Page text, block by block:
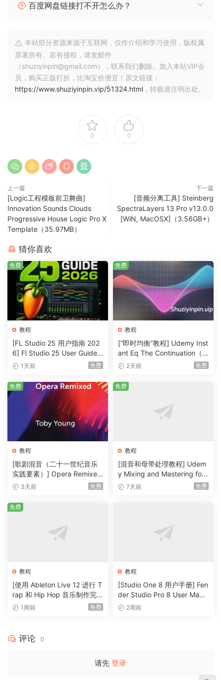
百度网盘链接打不开怎么办？
本站部分资源来源于互联网，仅作介绍和学习使用，版权属
原著所有。若有侵权，请发邮件
（shuziyinpin@gmail.com），联系我们删除。加入本站VIP会
员，购买正版打折，比淘宝价便宜！原文链接：
https://www.shuziyinpin.vip/51324.html ，转载请注明出处。
0 0
上一篇
[Logic工程模板前卫舞曲]
Innovation Sounds Clouds
Progressive House Logic Pro X
Template（35.97MB）
下一篇
[音频分离工具] Steinberg
SpectraLayers 13 Pro v13.0.0
[WiN, MacOSX]（3.56GB+）
猜你喜欢
教程
[FL Studio 25 用户指南 202
6] Fl Studio 25 User Guide 2
026（1MB）
1天前 免费
免费
教程
[“即时均衡”教程] Udemy Inst
ant Eq The Continuation（3
36MB）
2天前 免费
免费
教程
[歌剧混音（二十一世纪音乐
实践要素）] Opera Remixed
(Elements in Twenty-First C
B）
3天前 免费
免费
教程
[混音和母带处理教程] Udem
y Mixing and Mastering for
Producers [TUTORiAL]（6.
7天前 免费
免费
教程
[使用 Ableton Live 12 进行 T
rap 和 Hip Hop 音乐制作完
整教程] Udemy Trap and Hi
（6.2GB）
1周前 免费
免费
教程
[Studio One 8 用户手册] Fen
der Studio Pro 8 User Manu
al v8.1.0-R2R（931MB）
2周前
评论 0
请先 登录